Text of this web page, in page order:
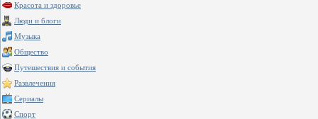
Красота и здоровье
Люди и блоги
Музыка
Общество
Путешествия и события
Развлечения
Сериалы
Спорт